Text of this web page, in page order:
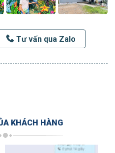
Tư vấn qua Zalo
KHÁCH HÀNG